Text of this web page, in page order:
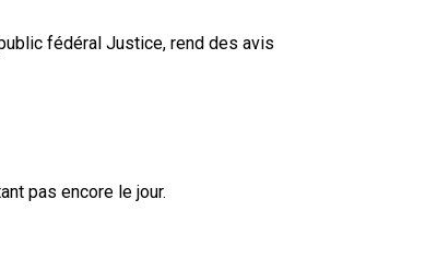
fédéral Justice, rend des avis
pas encore le jour.